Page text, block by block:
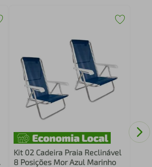
Kit 02 Cadeira Praia Reclinável
8 Posições Mor Azul Marinho